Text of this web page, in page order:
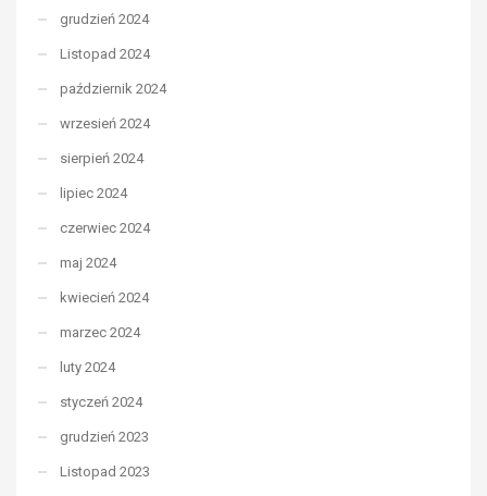
grudzień 2024
Listopad 2024
październik 2024
wrzesień 2024
sierpień 2024
lipiec 2024
czerwiec 2024
maj 2024
kwiecień 2024
marzec 2024
luty 2024
styczeń 2024
grudzień 2023
Listopad 2023